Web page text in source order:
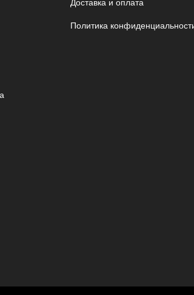
Доставка и оплата
Политика